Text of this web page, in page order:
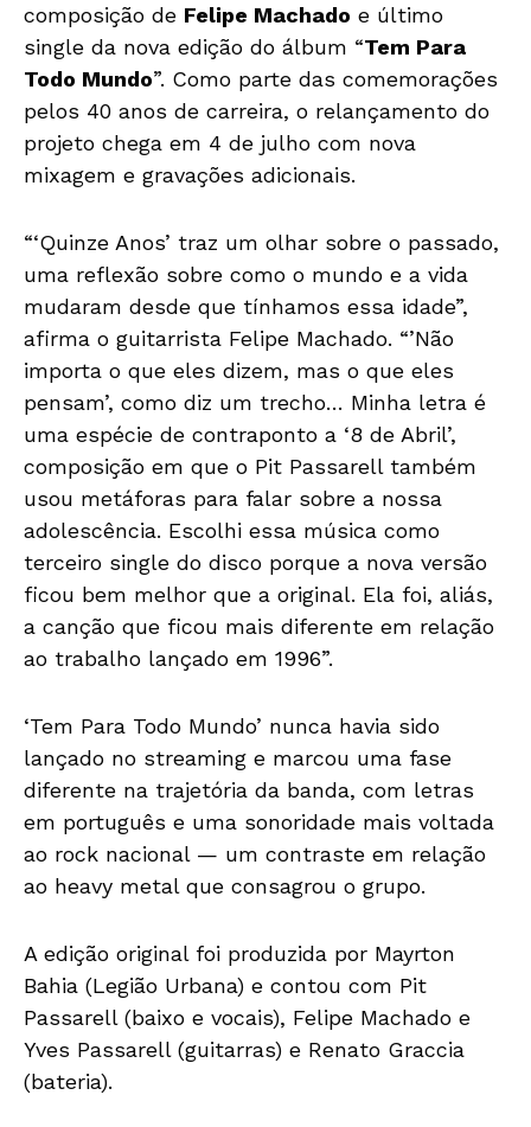
composição de Felipe Machado e último
single da nova edição do álbum “Tem Para
Todo Mundo”. Como parte das comemorações
pelos 40 anos de carreira, o relançamento do
projeto chega em 4 de julho com nova
mixagem e gravações adicionais.
“‘Quinze Anos’ traz um olhar sobre o passado,
uma reflexão sobre como o mundo e a vida
mudaram desde que tínhamos essa idade”,
afirma o guitarrista Felipe Machado. “’Não
importa o que eles dizem, mas o que eles
pensam’, como diz um trecho… Minha letra é
uma espécie de contraponto a ‘8 de Abril’,
composição em que o Pit Passarell também
usou metáforas para falar sobre a nossa
adolescência. Escolhi essa música como
terceiro single do disco porque a nova versão
ficou bem melhor que a original. Ela foi, aliás,
a canção que ficou mais diferente em relação
ao trabalho lançado em 1996”.
‘Tem Para Todo Mundo’ nunca havia sido
lançado no streaming e marcou uma fase
diferente na trajetória da banda, com letras
em português e uma sonoridade mais voltada
ao rock nacional — um contraste em relação
ao heavy metal que consagrou o grupo.
A edição original foi produzida por Mayrton
Bahia (Legião Urbana) e contou com Pit
Passarell (baixo e vocais), Felipe Machado e
Yves Passarell (guitarras) e Renato Graccia
(bateria).